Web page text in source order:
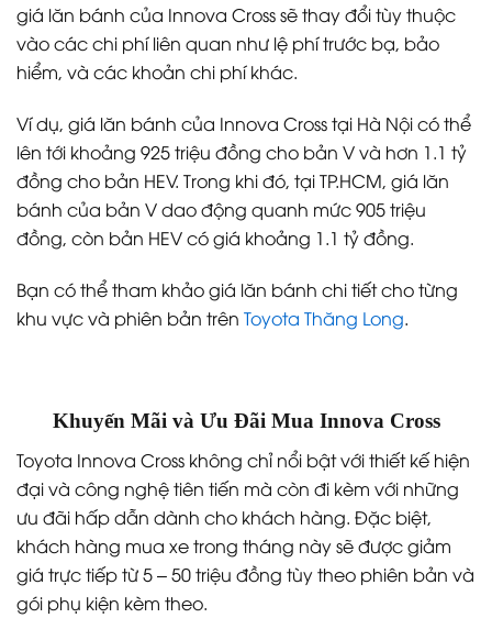
giá lăn bánh của Innova Cross sẽ thay đổi tùy thuộc
vào các chi phí liên quan như lệ phí trước bạ, bảo
hiểm, và các khoản chi phí khác.
Ví dụ, giá lăn bánh của Innova Cross tại Hà Nội có thể
lên tới khoảng 925 triệu đồng cho bản V và hơn 1.1 tỷ
đồng cho bản HEV. Trong khi đó, tại TP.HCM, giá lăn
bánh của bản V dao động quanh mức 905 triệu
đồng, còn bản HEV có giá khoảng 1.1 tỷ đồng.
Bạn có thể tham khảo giá lăn bánh chi tiết cho từng
khu vực và phiên bản trên Toyota Thăng Long.
Khuyến Mãi và Ưu Đãi Mua Innova Cross
Toyota Innova Cross không chỉ nổi bật với thiết kế hiện
đại và công nghệ tiên tiến mà còn đi kèm với những
ưu đãi hấp dẫn dành cho khách hàng. Đặc biệt,
khách hàng mua xe trong tháng này sẽ được giảm
giá trực tiếp từ 5 – 50 triệu đồng tùy theo phiên bản và
gói phụ kiện kèm theo.